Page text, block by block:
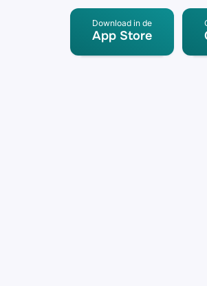
Download in de
App Store